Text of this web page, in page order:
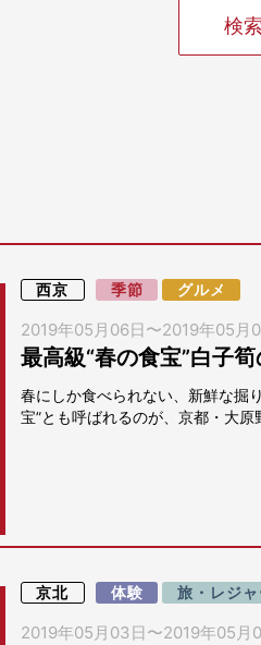
西京 季節 グルメ
2019年05月06日〜2019年05月
最高級“春の食宝”白子
春にしか食べられない、新鮮な掘
宝”とも呼ばれるのが、京都・大
京北 体験 旅・レジャ
2019年05月03日 〜2019年05月